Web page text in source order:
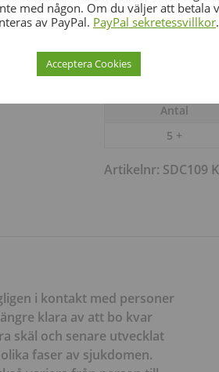
Antal
5 +
Artikelnr: SDC109
i kontakt med personer
klara av att bo kvar
skäl och senare utvecklat
faser av sjukdomen.
med någon. Om du väljer att betala
av PayPal. PayPal sekretessvillkor.
Acceptera Cookies